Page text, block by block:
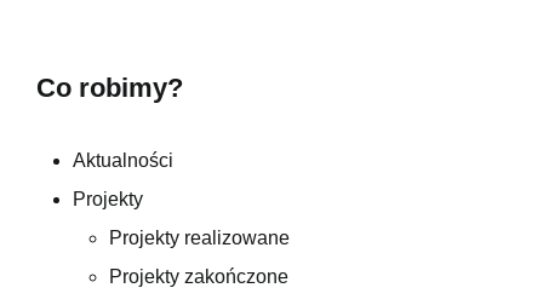
Co robimy?
Aktualności
Projekty
Projekty realizowane
Projekty zakończone